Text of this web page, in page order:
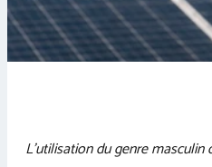
L’utilisation du genre